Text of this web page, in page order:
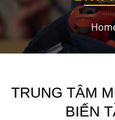
TRUNG TÂM
BIẾN